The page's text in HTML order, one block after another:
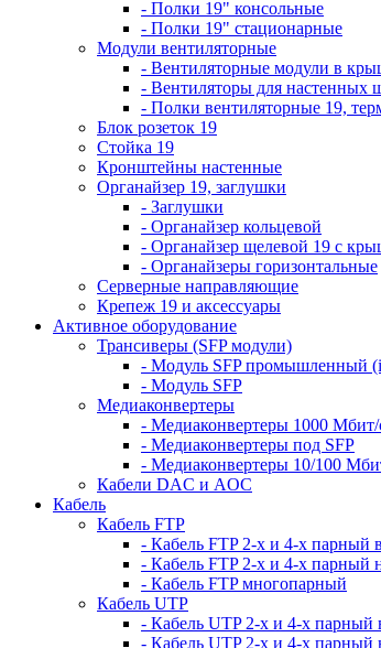
- Полки 19" консольные
- Полки 19" стационарные
Модули вентиляторные
- Вентиляторные модули в
- Вентиляторы для настенных
- Полки вентиляторные 19,
Блок розеток 19
Стойка 19
Кронштейны настенные
Органайзер 19, заглушки
- Заглушки
- Органайзер кольцевой
- Органайзер щелевой 19 с
- Органайзеры горизонтальные
Серверные направляющие
Крепеж 19 и аксессуары
Активное оборудование
Трансиверы (SFP модули)
- Модуль SFP промышленный
- Модуль SFP
Медиаконвертеры
- Медиаконвертеры 1000 Мбит/
- Медиаконвертеры под SFP
- Медиаконвертеры 10/100
Кабели DAC и AOC
Кабель
Кабель FTP
- Кабель FTP 2-х и 4-х парный
- Кабель FTP 2-х и 4-х парный
- Кабель FTP многопарный
Кабель UTP
- Кабель UTP 2-х и 4-х парный
- Кабель UTP 2-х и 4-х